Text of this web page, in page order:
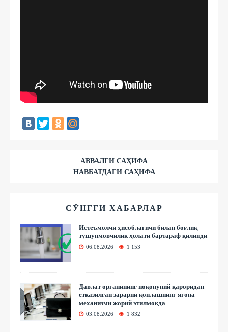
АВВАЛГИ САҲИФА
НАВБАТДАГИ САҲИФА
СЎНГГИ ХАБАРЛАР
Истеъмолчи ҳисоблагичи билан боғлиқ
тушунмовчилик ҳолати бартараф қилинди
06.08.2026 1 153
Давлат органининг ноқонуний қароридан
етказилган зарарни қоплашнинг ягона
механизми жорий этилмоқда
03.08.2026 1 832